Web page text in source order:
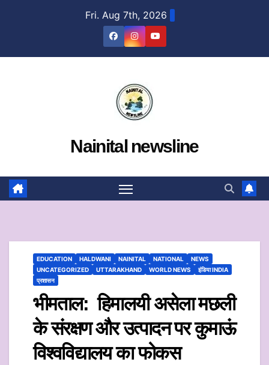
Fri. Aug 7th, 2026
Nainital newsline
EDUCATION HALDWANI NAINITAL NATIONAL
NEWS
UNCATEGORIZED
UTTARAKHAND WORLD NEWS
इंडिया INDIA
प्रशासन
भीमताल: हिमालयी असेला मछली
के संरक्षण और उत्पादन पर कुमाऊं
विश्वविद्यालय का फोकस